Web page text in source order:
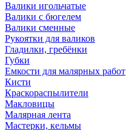
Валики игольчатые
Валики с бюгелем
Валики сменные
Рукоятки для валиков
Гладилки, гребёнки
Губки
Емкости для малярных работ
Кисти
Краскораспылители
Макловицы
Малярная лента
Мастерки, кельмы